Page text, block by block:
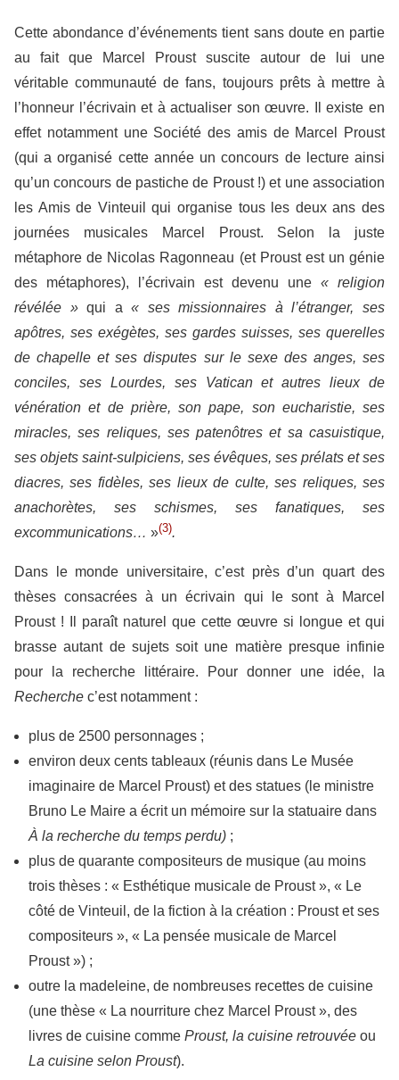
Cette abondance d’événements tient sans doute en partie
au fait que Marcel Proust suscite autour de lui une
véritable communauté de fans, toujours prêts à mettre à
l’honneur l’écrivain et à actualiser son œuvre. Il existe en
effet notamment une Société des amis de Marcel Proust
(qui a organisé cette année un concours de lecture ainsi
qu’un concours de pastiche de Proust !) et une association
les Amis de Vinteuil qui organise tous les deux ans des
journées musicales Marcel Proust. Selon la juste
métaphore de Nicolas Ragonneau (et Proust est un génie
des métaphores), l’écrivain est devenu une « religion
révélée »qui a« ses missionnaires à l’étranger, ses
apôtres, ses exégètes, ses gardes suisses, ses querelles
de chapelle et ses disputes sur le sexe des anges, ses
conciles, ses Lourdes, ses Vatican et autres lieux de
vénération et de prière, son pape, son eucharistie, ses
miracles, ses reliques, ses patenôtres et sa casuistique,
ses objets saint-sulpiciens, ses évêques, ses prélats et ses
diacres, ses fidèles, ses lieux de culte, ses reliques, ses
anachorètes, ses schismes, ses fanatiques, ses
excommunications… »(3).
Dans le monde universitaire, c’est près d’un quart des
thèses consacrées à un écrivain qui le sont à Marcel
Proust ! Il paraît naturel que cette œuvre si longue et qui
brasse autant de sujets soit une matière presque infinie
pour la recherche littéraire. Pour donner une idée, la
Recherche c’est notamment :
plus de 2500 personnages ;
environ deux cents tableaux (réunis dans Le Musée
imaginaire de Marcel Proust) et des statues (le ministre
Bruno Le Maire a écrit un mémoire sur la statuaire dans
À la recherche du temps perdu) ;
plus de quarante compositeurs de musique (au moins
trois thèses : « Esthétique musicale de Proust », « Le
côté de Vinteuil, de la fiction à la création : Proust et ses
compositeurs », « La pensée musicale de Marcel
Proust ») ;
outre la madeleine, de nombreuses recettes de cuisine
(une thèse « La nourriture chez Marcel Proust », des
livres de cuisine comme Proust, la cuisine retrouvée ou
La cuisine selon Proust).